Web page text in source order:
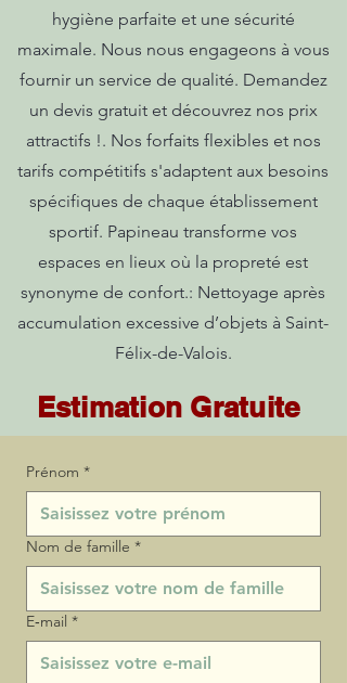
hygiène parfaite et une sécurité
maximale. Nous nous engageons à vous
fournir un service de qualité. Demandez
un devis gratuit et découvrez nos prix
attractifs !. Nos forfaits flexibles et nos
tarifs compétitifs s'adaptent aux besoins
spécifiques de chaque établissement
sportif. Papineau transforme vos
espaces en lieux où la propreté est
synonyme de confort.: Nettoyage après
accumulation excessive d’objets à Saint-
Félix-de-Valois.
Estimation Gratuite
Prénom *
Nom de famille *
E‑mail *